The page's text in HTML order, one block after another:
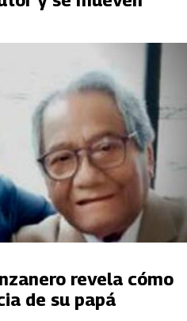
revela cómo
de su papá